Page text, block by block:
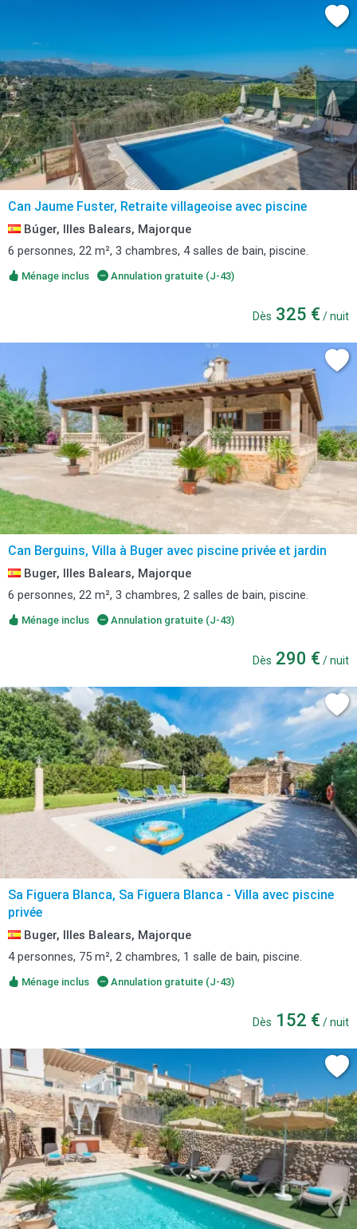
Can Jaume Fuster, Retraite villageoise avec piscine
Búger, Illes Balears, Majorque
6 personnes, 22 m², 3 chambres, 4 salles de bain, piscine.
Ménage inclus Annulation gratuite (J-43)
Dès 325 € / nuit
Can Berguins, Villa à Buger avec piscine privée et jardin
Buger, Illes Balears, Majorque
6 personnes, 22 m², 3 chambres, 2 salles de bain, piscine.
Ménage inclus Annulation gratuite (J-43)
Dès 290 € / nuit
Sa Figuera Blanca, Sa Figuera Blanca - Villa avec piscine
privée
Buger, Illes Balears, Majorque
4 personnes, 75 m², 2 chambres, 1 salle de bain, piscine.
Ménage inclus Annulation gratuite (J-43)
Dès 152 € / nuit